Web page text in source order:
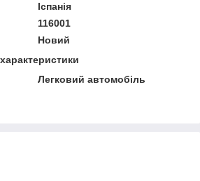
Іспанія
116001
Новий
Легковий автомобіль